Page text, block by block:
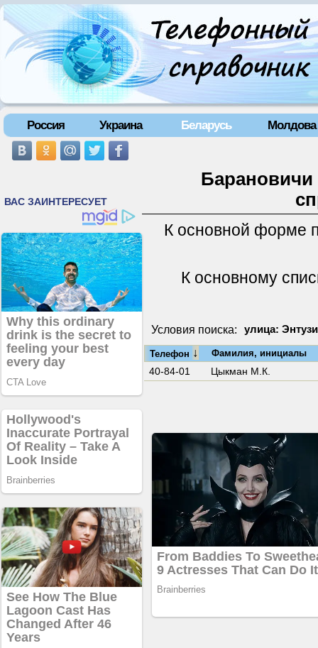
Россия Украина Беларусь Молдова
Барановичи
К основной форме
К основному
Условия поиска: улица:
Телефон ↓ Фамилия, инициалы
40-84-01 Цыкман М.К.